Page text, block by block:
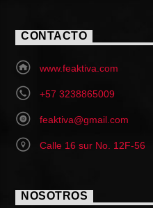
CONTACTO
www.feaktiva.com
+57 3238865009
feaktiva@gmail.com
Calle 16 sur No. 12F-56
NOSOTROS